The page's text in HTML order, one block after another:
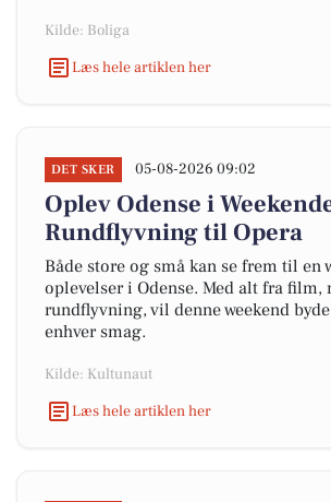
Kilde: Boliga
Læs hele artiklen her
DET SKER 05-08-2026 09:02
Oplev Odense i
Rundflyvning til Opera
Både store og små kan se frem til en
oplevelser i Odense. Med alt fra film,
rundflyvning, vil denne weekend
enhver smag.
Kilde: Kultunaut
Læs hele artiklen her